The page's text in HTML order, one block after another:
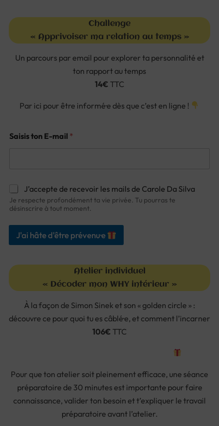
Challenge
« Apprivoiser ma relation au temps »
Un parcours par email pour explorer ta personnalité et
ton rapport au temps
14€ TTC
Par ici pour être informé·e dès que c’est en ligne !
Saisis ton E-mail *
J’accepte de recevoir les mails de Carole Da Silva
Je respecte profondément ta vie privée. Tu pourras te
désinscrire à tout moment.
J'ai hâte d'être prévenu·e
Atelier individuel
« Décoder mon WHY intérieur »
À la façon de Simon Sinek et son « golden circle » :
découvre ce pour quoi tu es câblé·e, et comment l’incarner
106€ TTC
Pour que ton atelier soit pleinement efficace, une séance
préparatoire de 30 minutes est importante pour faire
connaissance, valider ton besoin et t’expliquer le travail
préparatoire avant l’atelier.